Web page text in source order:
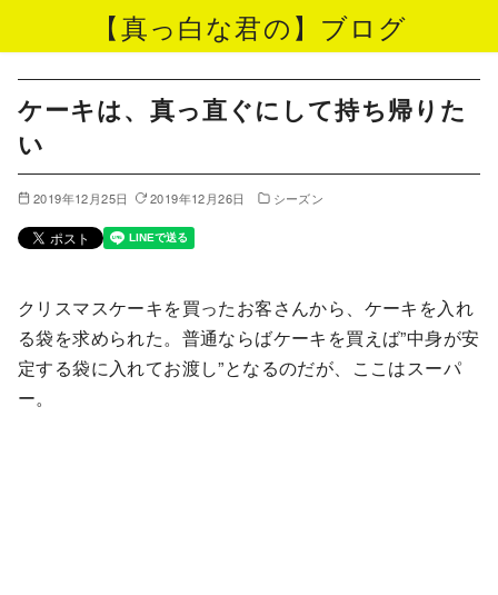
【真っ白な君の】ブログ
ケーキは、真っ直ぐにして持ち帰りた
い
2019年12月25日 2019年12月26日 シーズン
クリスマスケーキを買ったお客さんから、ケーキを入れ
る袋を求められた。普通ならばケーキを買えば”中身が安
定する袋に入れてお渡し”となるのだが、ここはスーパ
ー。